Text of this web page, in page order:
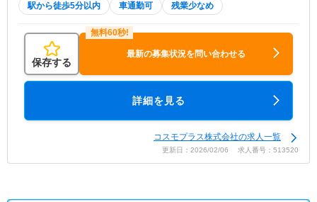
駅から徒歩5分以内 車通勤可 残業少なめ
保存する
最新の募集状況を問い合わせる
詳細を見る
コスモプラス株式会社の求人一覧
更新日：2026/02/06 求人番号：513520